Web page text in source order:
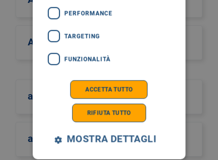
Alcos Zahar
aldo scarpa
aldo sinigaglia
PERFORMANCE
TARGETING
FUNZIONALITÀ
ACCETTA TUTTO
RIFIUTA TUTTO
MOSTRA DETTAGLI